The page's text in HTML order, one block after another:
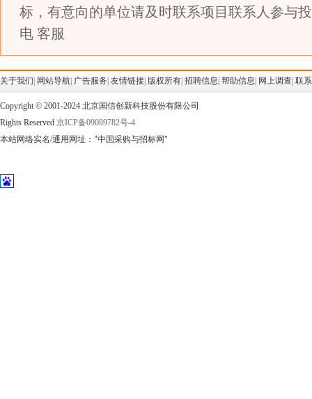
标，有意向的单位请及时联系项目联系人参与
电 客服
关于我们 网站导航 广告服务 友情链接 版权所有 招聘信息 帮助信息 网上调查 联
Copyright © 2001-2024 北京国信创新科技股份有限公司
Rights Reserved 京ICP备09089782号-4
本站网络实名/通用网址："中国采购与招标网"